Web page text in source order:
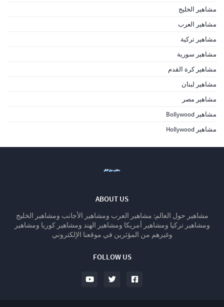
مشاهير الخليج
مشاهير العرب
مشاهير تركية
مشاهير سورية
مشاهير كرة القدم
مشاهير لبنان
مشاهير مصر
مشاهير Bollywood
مشاهير Hollywood
ABOUT US
مشاهير حول العالم: مشاهير العرب ومشاهير الأجانب ومشاهير الخليج
ومشاهير تركيا ومشاهير أمريكا ومشاهير الهند ومشاهير كوريا ومشاهير
وغيرهم من المؤثرين في موقعنا الإلكتروني
FOLLOW US